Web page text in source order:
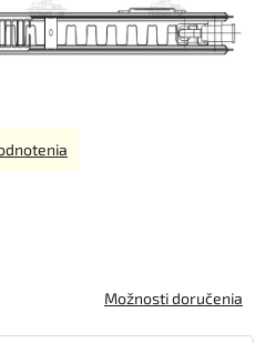
Možnosti doručenia